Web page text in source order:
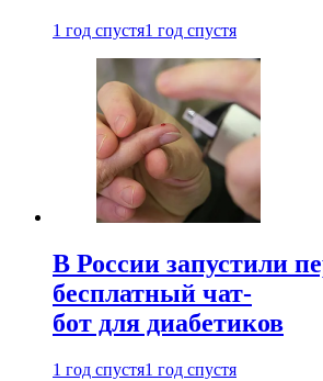
1 год спустя1 год спустя
В России запустили
бесплатный чат-
бот для диабетиков
1 год спустя1 год спустя